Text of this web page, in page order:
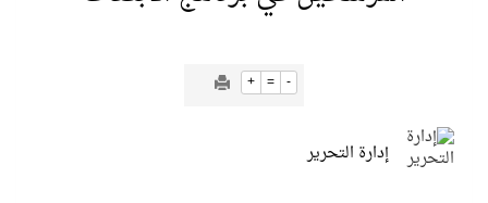
+ = -
إدارة التحرير